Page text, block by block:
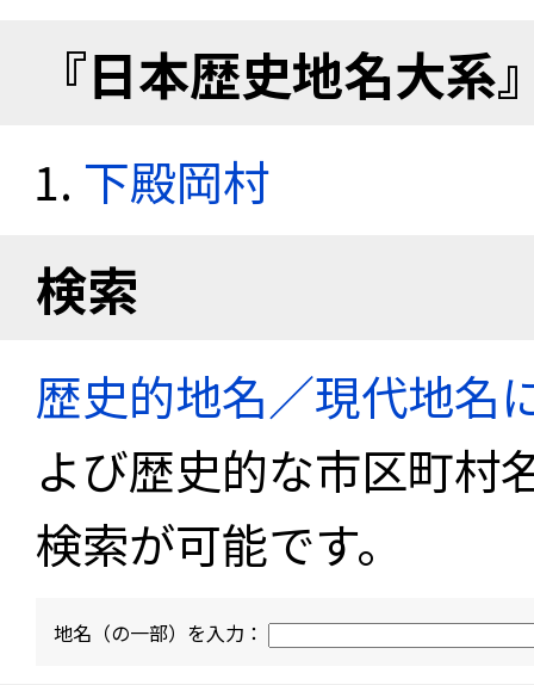
『日本歴史地名大
下殿岡村
検索
歴史的地名／現代地名
よび歴史的な市区町村
検索が可能です。
地名（の一部）を入力：